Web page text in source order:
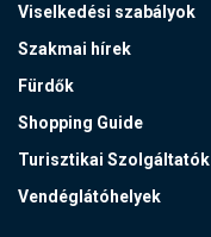
Viselkedési szabályok
Szakmai hírek
Fürdők
Shopping Guide
Turisztikai Szolgáltatók
Vendéglátóhelyek